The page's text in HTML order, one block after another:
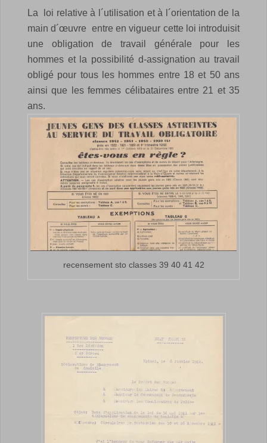
La loi relative à l´utilisation et à l´orientation de la
main d´œuvre entre en vigueur cette loi introduisit
une obligation de travail générale pour les
hommes et la possibilité d-assignation au travail
obligé pour tous les hommes entre 18 et 50 ans
ainsi que les femmes célibataires entre 21 et 35
ans.
recensement sto classes 39 40 41 42